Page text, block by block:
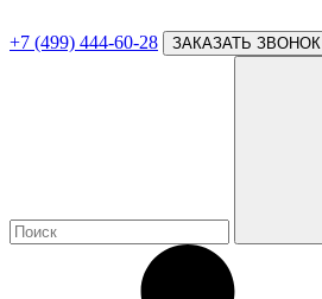
+7 (499) 444-60-28 ЗАКАЗАТЬ ЗВОНОК